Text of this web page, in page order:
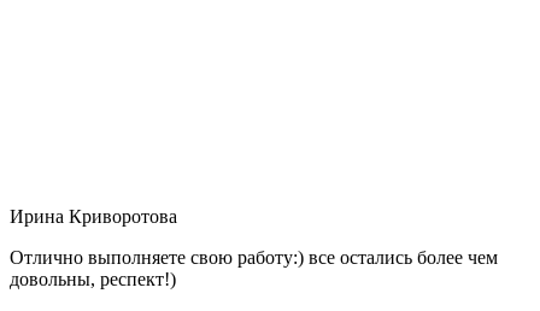
Ирина Криворотова
Отлично выполняете свою работу:) все остались более чем
довольны, респект!)